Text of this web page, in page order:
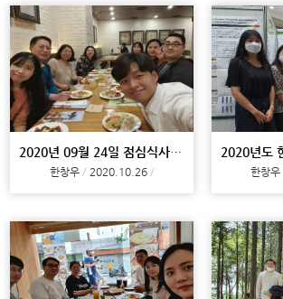
2020년 09월 24일 점심식사 (with. 학부생)
한창우 2020.10.26 한창우